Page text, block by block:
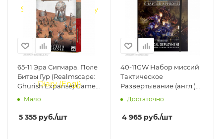
65-11 Эра Сигмара. Поле
Битвы Гур (Realmscape:
Ghurish Expanse) Games
Workshop
Мало
5 355 руб./шт
40-11GW Набор миссий
Тактическое
Развертывание (англ.)
(Warhammer 40000
Chapter Approved
Mission Pack: Tactical
Deployment (Eng))
Достаточно
4 965 руб./шт